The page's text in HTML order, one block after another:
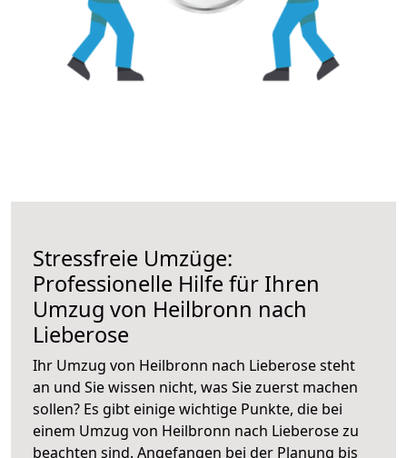
Stressfreie Umzüge:
Professionelle Hilfe für Ihren
Umzug von Heilbronn nach
Lieberose
Ihr Umzug von Heilbronn nach Lieberose steht
an und Sie wissen nicht, was Sie zuerst machen
sollen? Es gibt einige wichtige Punkte, die bei
einem Umzug von Heilbronn nach Lieberose zu
beachten sind. Angefangen bei der Planung bis